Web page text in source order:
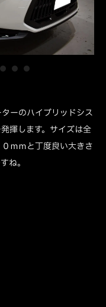
ーのハイブリッドシス
揮します。サイズは全
ｍｍと丁度良い大きさ
ね。